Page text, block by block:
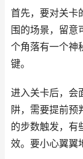
首先，要对关卡
围的场景，留意
个角落有一个神
键。
进入关卡后，会
阱，需要提前预
的步数触发，有
效。要小心翼翼